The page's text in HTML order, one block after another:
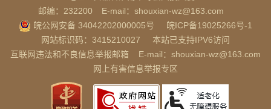
邮编：232200
E-mail：shouxian-wz@163.com
皖公网安备 34042202000005号
皖ICP备19025266号-1
网站标识码：3415210027
本站已支持IPV6访问
互联网违法和不良信息举报邮箱
E-mail：shouxian-wz@163.com
网上有害信息举报专区